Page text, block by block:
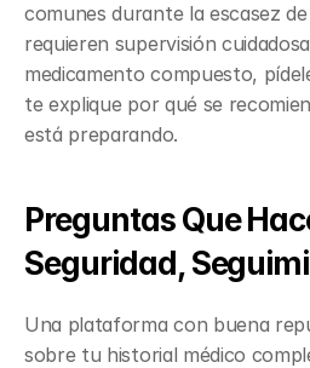
comunes durante la escasez
requieren supervisión
medicamento compuesto,
te explique por qué se
está preparando.
Preguntas Que
Seguridad,
Una plataforma con buena
sobre tu historial médico